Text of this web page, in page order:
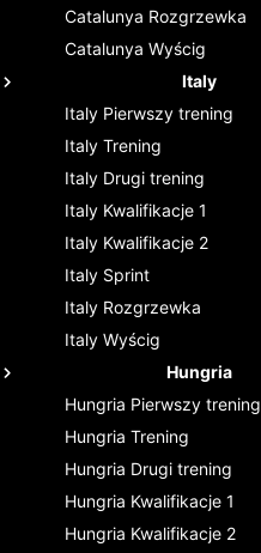
Catalunya Rozgrzewka
Catalunya Wyścig
Italy
Italy Pierwszy trening
Italy Trening
Italy Drugi trening
Italy Kwalifikacje 1
Italy Kwalifikacje 2
Italy Sprint
Italy Rozgrzewka
Italy Wyścig
Hungria
Hungria Pierwszy trening
Hungria Trening
Hungria Drugi trening
Hungria Kwalifikacje 1
Hungria Kwalifikacje 2